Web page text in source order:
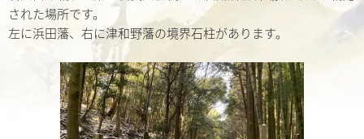
された場所です。
左に浜田藩、右に津和野藩の境界石柱があります。